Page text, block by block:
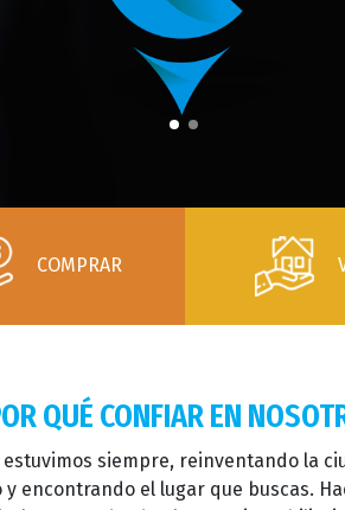
COMPRAR
QUÉ CONFIAR EN
estuvimos siempre, reinventando la
encontrando el lugar que buscas.